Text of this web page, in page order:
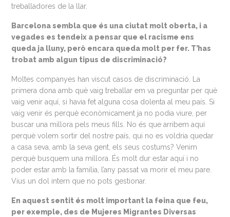
treballadores de la llar.
Barcelona sembla que és una ciutat molt oberta, i a
vegades es tendeix a pensar que el racisme ens
queda ja lluny, però encara queda molt per fer. T’has
trobat amb algun tipus de discriminació?
Moltes companyes han viscut casos de discriminació. La
primera dona amb què vaig treballar em va preguntar per què
vaig venir aquí, si havia fet alguna cosa dolenta al meu país. Si
vaig venir és perquè econòmicament ja no podia viure, per
buscar una millora pels meus fills. No és que arribem aquí
perquè volem sortir del nostre país, qui no es voldria quedar
a casa seva, amb la seva gent, els seus costums? Venim
perquè busquem una millora. És molt dur estar aquí i no
poder estar amb la família, l’any passat va morir el meu pare.
Vius un dol intern que no pots gestionar.
En aquest sentit és molt important la feina que feu,
per exemple, des de Mujeres Migrantes Diversas